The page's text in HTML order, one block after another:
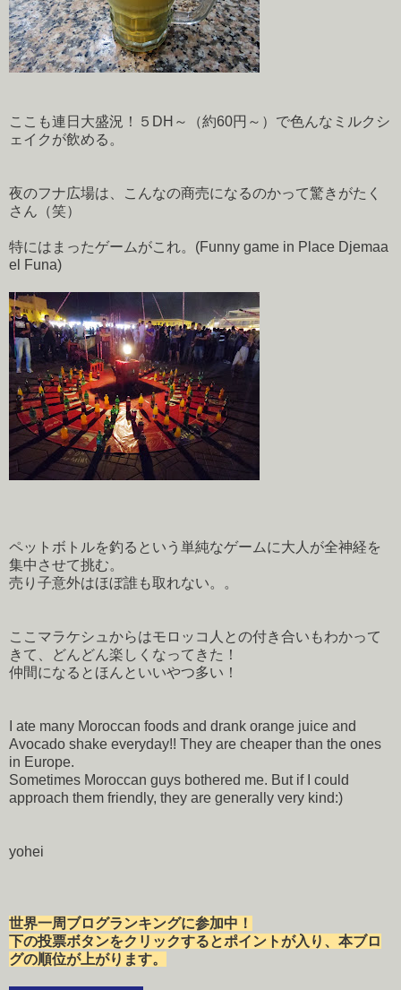
ここも連日大盛況！５DH～（約60円～）で色んなミルクシ
ェイクが飲める。
夜のフナ広場は、こんなの商売になるのかって驚きがたく
さん（笑）
特にはまったゲームがこれ。(Funny game in Place Djemaa
el Funa)
ペットボトルを釣るという単純なゲームに大人が全神経を
集中させて挑む。
売り子意外はほぼ誰も取れない。。
ここマラケシュからはモロッコ人との付き合いもわかって
きて、どんどん楽しくなってきた！
仲間になるとほんといいやつ多い！
I ate many Moroccan foods and drank orange juice and
Avocado shake everyday!! They are cheaper than the ones
in Europe.
Sometimes Moroccan guys bothered me. But if I could
approach them friendly, they are generally very kind:)
yohei
世界一周ブログランキングに参加中！
下の投票ボタンをクリックするとポイントが入り、本ブロ
グの順位が上がります。